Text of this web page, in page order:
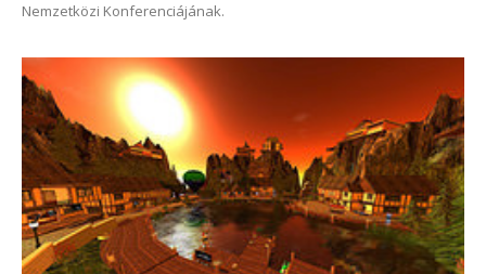
Nemzetközi Konferenciájának.